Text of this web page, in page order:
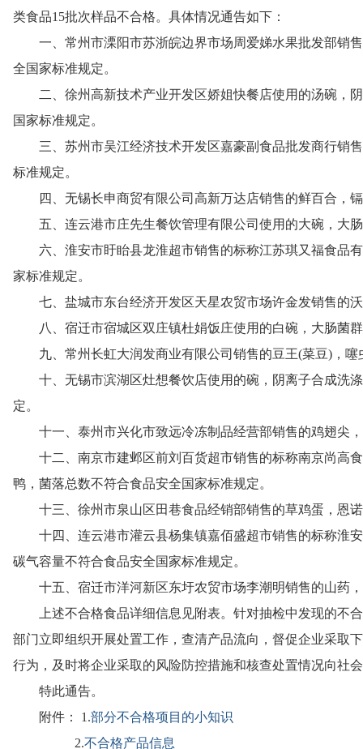
类食品15批次样品不合格。具体情况通告如下：
一、常州市溧阳市苏浙皖边界市场周爱娣水果批发部销
全国家标准规定。
二、徐州高新技术产业开发区娇姐快餐店使用的汤碗，
国家标准规定。
三、苏州市吴江经济技术开发区嘉豪副食品批发商行销
标准规定。
四、无锡长申商贸有限公司高新万达店销售的鲜百合，
五、连云港市庄先生餐饮管理有限公司使用的大碗，大
六、淮安市盱眙县龙淮超市销售的标称江苏琪又福食品
家标准规定。
七、盐城市东台经济开发区天星农贸市场许金发销售的
八、宿迁市宿城区双庄镇杜娟饭庄使用的白碗，大肠菌
九、常州长虹大润发商业有限公司销售的豆王(菜豆)，
十、无锡市滨湖区灶想餐饮店使用的碗，阴离子合成洗
定。
十一、泰州市兴化市致远冷冻制品经营部销售的鸡翅尖
十二、南京市建邺区前刘百货超市销售的标称南京尚高
鸭，菌落总数不符合食品安全国家标准规定。
十三、徐州市泉山区田巷食品经销部销售的草鸡蛋，恩
十四、连云港市灌云县杨集镇嘉佰盛超市销售的标称淮
碳气容量不符合食品安全国家标准规定。
十五、宿迁市洋河新区东圩农贸市场李潮明销售的山药
上述不合格食品详细信息见附表。针对抽检中发现的不
部门立即组织开展处置工作，查清产品流向，督促企业采取
行为，及时将企业采取的风险防控措施和核查处置情况向社
特此通告。
附件： 1.部分不合格项目的小知识
2.不合格产品信息